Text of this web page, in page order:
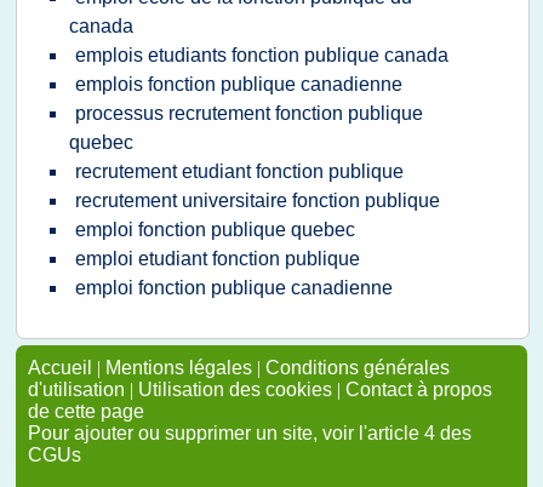
canada
emplois etudiants fonction publique canada
emplois fonction publique canadienne
processus recrutement fonction publique
quebec
recrutement etudiant fonction publique
recrutement universitaire fonction publique
emploi fonction publique quebec
emploi etudiant fonction publique
emploi fonction publique canadienne
Accueil | Mentions légales | Conditions générales
d'utilisation | Utilisation des cookies | Contact à propos
de cette page
Pour ajouter ou supprimer un site, voir l'article 4 des
CGUs